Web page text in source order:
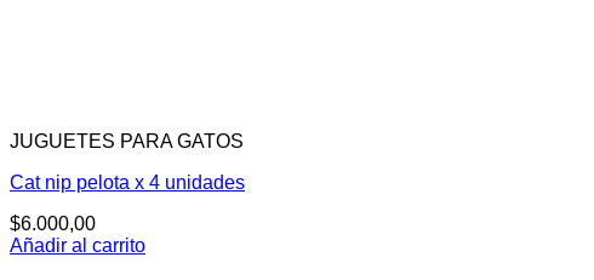
JUGUETES PARA GATOS
Cat nip pelota x 4 unidades
$6.000,00
Añadir al carrito